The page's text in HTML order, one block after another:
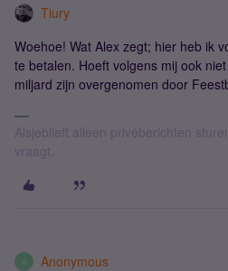
Tiury
Woehoe! Wat Alex zegt; hier heb ik
te betalen. Hoeft volgens mij ook
miljard zijn overgenomen door
Alsjeblieft alleen privéberichten
vraagt.
A Anonymous